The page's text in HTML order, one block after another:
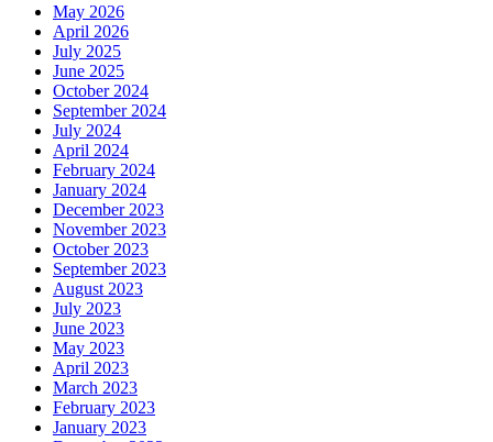
May 2026
April 2026
July 2025
June 2025
October 2024
September 2024
July 2024
April 2024
February 2024
January 2024
December 2023
November 2023
October 2023
September 2023
August 2023
July 2023
June 2023
May 2023
April 2023
March 2023
February 2023
January 2023